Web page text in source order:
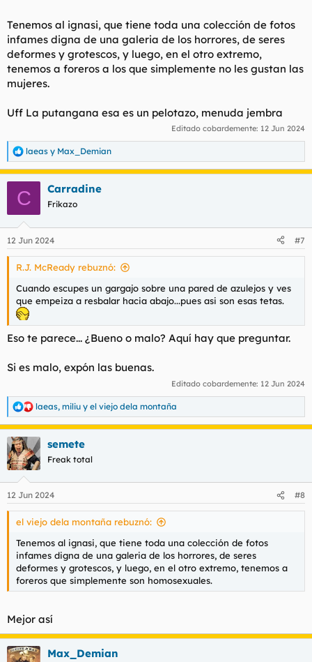
Tenemos al ignasi, que tiene toda una colección de fotos
infames digna de una galeria de los horrores, de seres
deformes y grotescos, y luego, en el otro extremo,
tenemos a foreros a los que simplemente no les gustan las
mujeres.
Uff La putangana esa es un pelotazo, menuda jembra
Editado cobardemente: 12 Jun 2024
R
e
e
s
laeas y Max_Demian
C Carradine
Frikazo
12 Jun 2024 #7
R.J. McReady rebuznó:
Cuando escupes un gargajo sobre una pared de azulejos y ves
que empeiza a resbalar hacia abajo...pues asi son esas tetas.
Eso te parece... ¿Bueno o malo? Aquí hay que preguntar.
Si es malo, expón las buenas.
Editado cobardemente: 12 Jun 2024
R
e
a
c
c
i
e
s
laeas, miliu y el viejo dela montaña
semete
Freak total
12 Jun 2024 #8
el viejo dela montaña rebuznó:
Tenemos al ignasi, que tiene toda una colección de fotos
infames digna de una galeria de los horrores, de seres
deformes y grotescos, y luego, en el otro extremo, tenemos a
foreros que simplemente son homosexuales.
Mejor así
Max_Demian